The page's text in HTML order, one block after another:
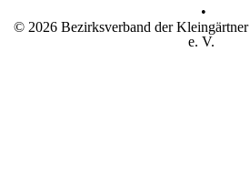
•
© 2026 Bezirksverband der Kleingärtner
e. V.